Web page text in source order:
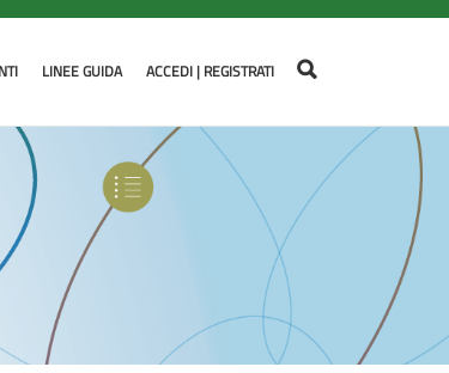
LINEE GUIDA ACCEDI | REGISTRATI